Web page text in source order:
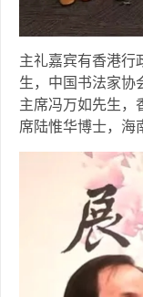
主礼嘉宾有香港行
生，中国书法家协
主席冯万如先生，
席陆惟华博士，海